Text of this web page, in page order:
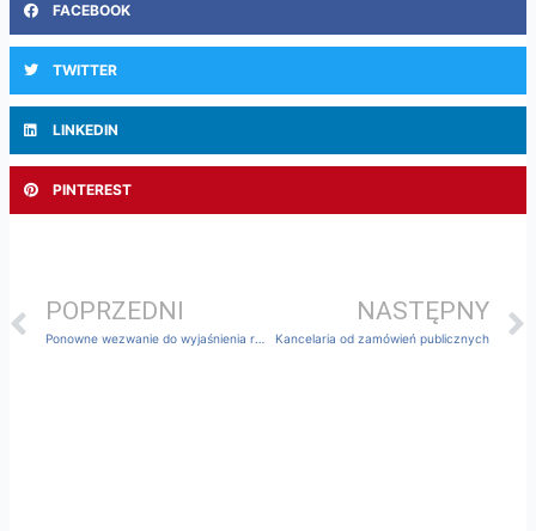
FACEBOOK
TWITTER
LINKEDIN
PINTEREST
POPRZEDNI
Ponowne wezwanie do wyjaśnienia rażąco niskiej ceny
NASTĘPNY
Kancelaria od zamówień publicznych